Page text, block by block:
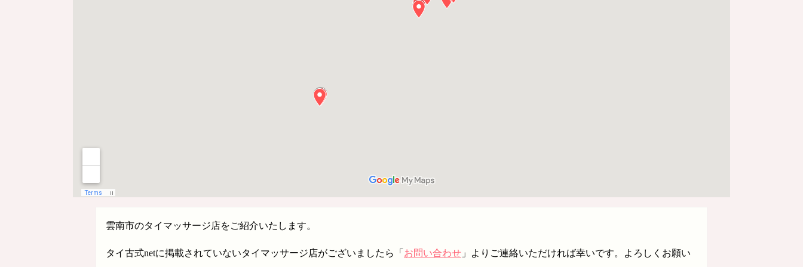
雲南市のタイマッサージ店をご紹介いたします。
タイ古式netに掲載されていないタイマッサージ店がございましたら「 お問い合わせ 」よりご連絡いただければ幸いです。よろしくお願い